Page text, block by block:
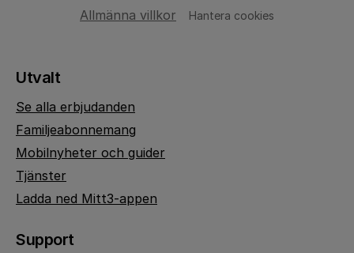
Allmänna villkor Hantera cookies
Utvalt
Se alla erbjudanden
Familjeabonnemang
Mobilnyheter och guider
Tjänster
Ladda ned Mitt3-appen
Support